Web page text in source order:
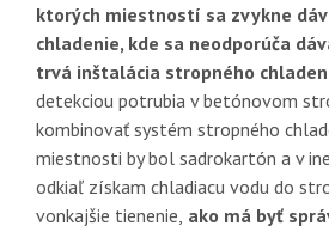
ktorých miestností sa zvykne
chladenie, kde sa neodporúča
trvá inštalácia stropného
detekciou potrubia v betónovom
kombinovať systém stropného
miestnosti by bol sadrokartón a v
odkiaľ získam chladiacu vodu do
vonkajšie tienenie, ako má byť